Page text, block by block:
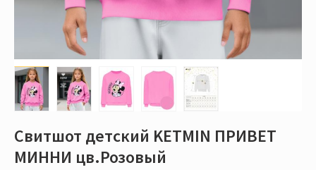
Свитшот детский KETMIN ПРИВЕТ
МИННИ цв.Розовый